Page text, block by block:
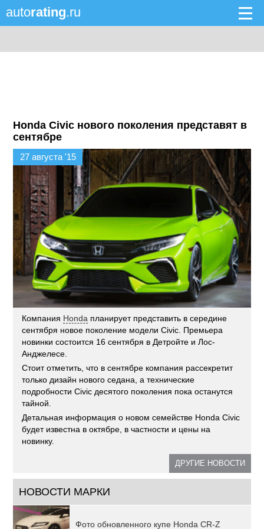
autorating.ru
Honda Civic нового поколения представят в
сентябре
27 августа '15
Компания Honda планирует представить в середине
сентября новое поколение модели Civic. Премьера
новинки состоится 16 сентября в Детройте и Лос-
Анджелесе.
Стоит отметить, что в сентябре компания рассекретит
только дизайн нового седана, а технические
подробности Civic десятого поколения пока останутся
тайной.
Детальная информация о новом семействе Honda Civic
будет известна в октябре, в частности и цены на
новинку.
ДРУГИЕ НОВОСТИ
НОВОСТИ МАРКИ
Фото обновленного купе Honda CR-Z